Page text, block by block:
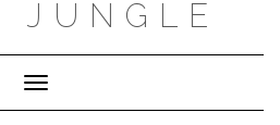
JUNGLE
Toggle Navigation